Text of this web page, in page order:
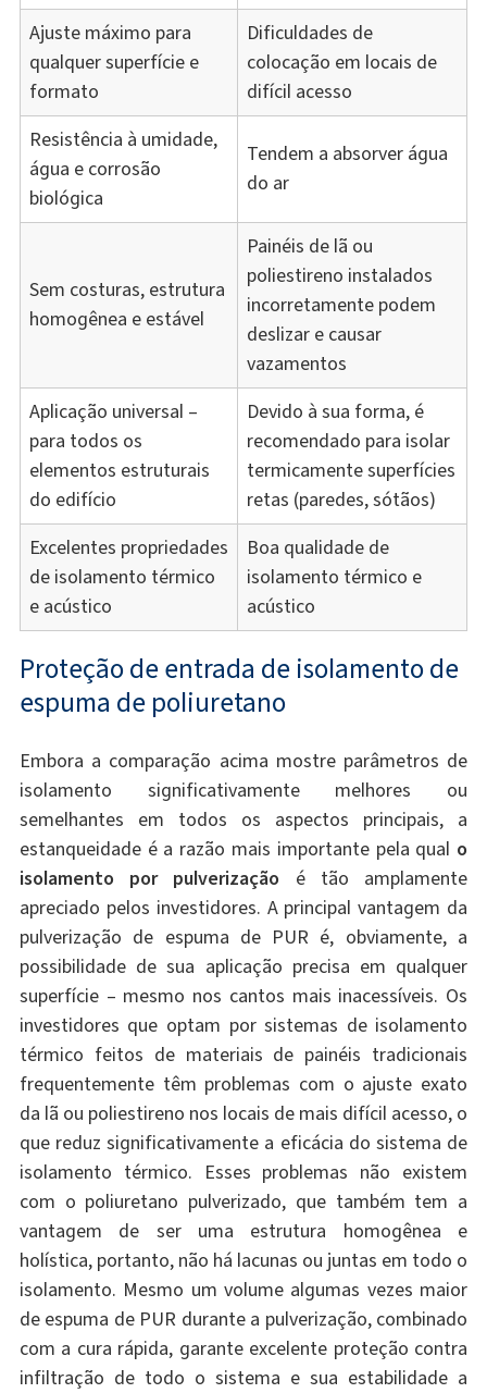
Ajuste máximo para
qualquer superfície e
formato
Dificuldades de
colocação em locais de
difícil acesso
Resistência à umidade,
água e corrosão
biológica
Tendem a absorver água
do ar
Sem costuras, estrutura
homogênea e estável
Painéis de lã ou
poliestireno instalados
incorretamente podem
deslizar e causar
vazamentos
Aplicação universal –
para todos os
elementos estruturais
do edifício
Devido à sua forma, é
recomendado para isolar
termicamente superfícies
retas (paredes, sótãos)
Excelentes propriedades
de isolamento térmico
e acústico
Boa qualidade de
isolamento térmico e
acústico
Proteção de entrada de isolamento de
espuma de poliuretano
Embora a comparação acima mostre parâmetros de
isolamento significativamente melhores ou
semelhantes em todos os aspectos principais, a
estanqueidade é a razão mais importante pela qual o
isolamento por pulverização é tão amplamente
apreciado pelos investidores. A principal vantagem da
pulverização de espuma de PUR é, obviamente, a
possibilidade de sua aplicação precisa em qualquer
superfície – mesmo nos cantos mais inacessíveis. Os
investidores que optam por sistemas de isolamento
térmico feitos de materiais de painéis tradicionais
frequentemente têm problemas com o ajuste exato
da lã ou poliestireno nos locais de mais difícil acesso, o
que reduz significativamente a eficácia do sistema de
isolamento térmico. Esses problemas não existem
com o poliuretano pulverizado, que também tem a
vantagem de ser uma estrutura homogênea e
holística, portanto, não há lacunas ou juntas em todo o
isolamento. Mesmo um volume algumas vezes maior
de espuma de PUR durante a pulverização, combinado
com a cura rápida, garante excelente proteção contra
infiltração de todo o sistema e sua estabilidade a